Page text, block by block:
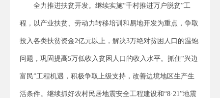
全力推进扶贫开发。继续实施“千村推进万户脱贫”工
程，以产业扶贫、劳动力转移培训和易地开发为重点，争取
投入各类扶贫资金2亿元以上，解决3万绝对贫困人口的温饱
问题，巩固提高5万低收入贫困人口的收入水平。抓住“兴边
富民”工程机遇，积极争取上级支持，改善边境地区生产生
活条件。继续抓好农村民居地震安全工程建设和“8·21”地震